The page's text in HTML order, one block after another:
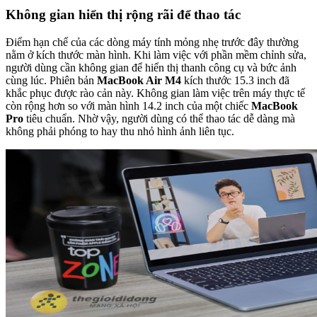
Không gian hiển thị rộng rãi để thao tác
Điểm hạn chế của các dòng máy tính mỏng nhẹ trước đây thường
nằm ở kích thước màn hình. Khi làm việc với phần mềm chỉnh sửa,
người dùng cần không gian để hiển thị thanh công cụ và bức ảnh
cùng lúc. Phiên bản MacBook Air M4 kích thước 15.3 inch đã
khắc phục được rào cản này. Không gian làm việc trên máy thực tế
còn rộng hơn so với màn hình 14.2 inch của một chiếc MacBook
Pro tiêu chuẩn. Nhờ vậy, người dùng có thể thao tác dễ dàng mà
không phải phóng to hay thu nhỏ hình ảnh liên tục.